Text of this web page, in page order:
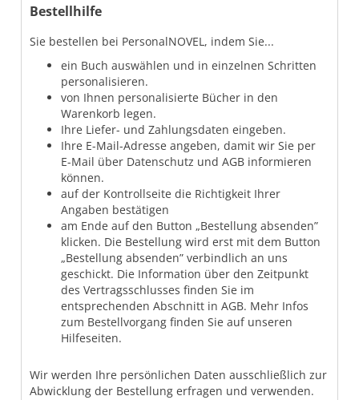
Bestellhilfe
Sie bestellen bei PersonalNOVEL, indem Sie...
ein Buch auswählen und in einzelnen Schritten
personalisieren.
von Ihnen personalisierte Bücher in den
Warenkorb legen.
Ihre Liefer- und Zahlungsdaten eingeben.
Ihre E-Mail-Adresse angeben, damit wir Sie per
E-Mail über Datenschutz und AGB informieren
können.
auf der Kontrollseite die Richtigkeit Ihrer
Angaben bestätigen
am Ende auf den Button „Bestellung absenden”
klicken. Die Bestellung wird erst mit dem Button
„Bestellung absenden” verbindlich an uns
geschickt. Die Information über den Zeitpunkt
des Vertragsschlusses finden Sie im
entsprechenden Abschnitt in AGB. Mehr Infos
zum Bestellvorgang finden Sie auf unseren
Hilfeseiten.
Wir werden Ihre persönlichen Daten ausschließlich zur
Abwicklung der Bestellung erfragen und verwenden.